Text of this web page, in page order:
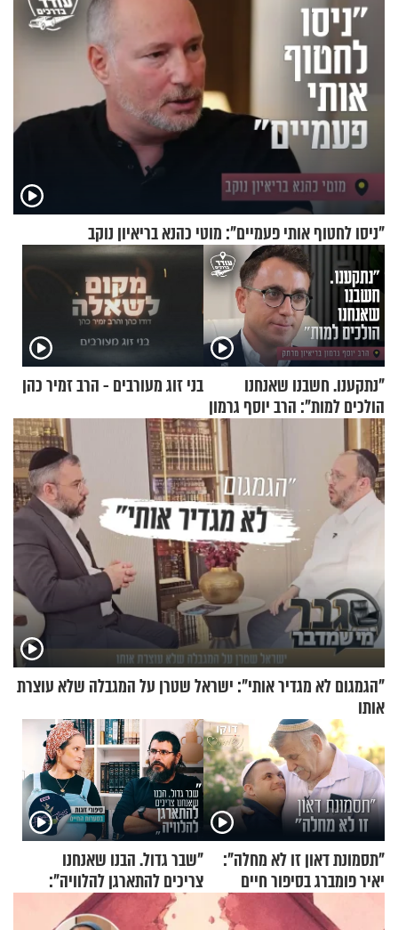
"ניסו לחטוף אותי פעמיים": מוטי כהנא בריאיון נוקב
"נתקענו. חשבנו שאנחנו
הולכים למות": הרב יוסף גרמון
בריאיון מרתק
בני זוג מעורבים - הרב זמיר כהן
"הגמגום לא מגדיר אותי": ישראל שטרן על המגבלה שלא עוצרת
אותו
"תסמונת דאון זו לא מחלה":
יאיר פומברג בסיפור חיים
מעורר השראה
"שבר גדול. הבנו שאנחנו
צריכים להתארגן להלוויה":
זוגיות במבחן, הפעם עם מרים
וגד דנינו